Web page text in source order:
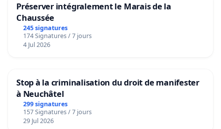
Préserver intégralement le Marais de la
Chaussée
245 signatures
174 Signatures / 7 jours
4 Jul 2026
Stop à la criminalisation du droit de manifester
à Neuchâtel
299 signatures
157 Signatures / 7 jours
29 Jul 2026